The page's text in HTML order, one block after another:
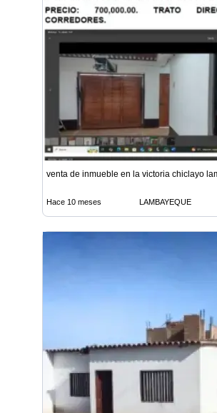
venta de inmueble en la victoria chiclayo
Hace 10 meses LAMBAYEQUE